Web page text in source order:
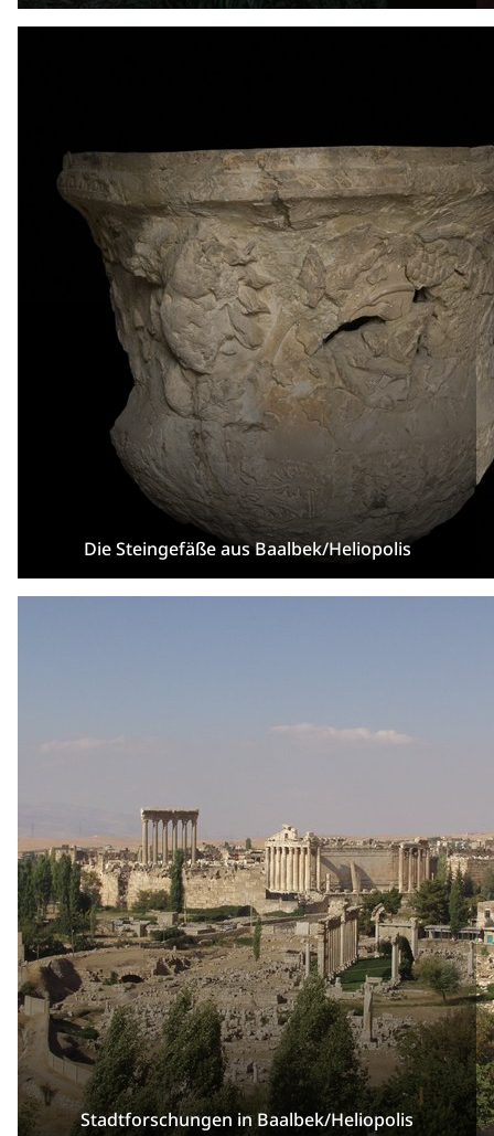
Die Steingefäße aus Baalbek/Heliopolis
Stadtforschungen in Baalbek/Heliopolis